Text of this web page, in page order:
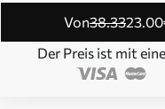
von38.3323.00
Der Preis ist mit